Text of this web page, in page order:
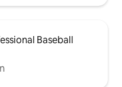
Baseball